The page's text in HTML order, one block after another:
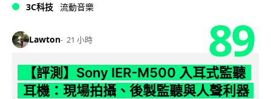
3C科技 流動音樂
Lawton 21 小時 89
【評測】Sony IER-M500 入耳式監聽
耳機：現場拍攝、後製監聽與人聲利器